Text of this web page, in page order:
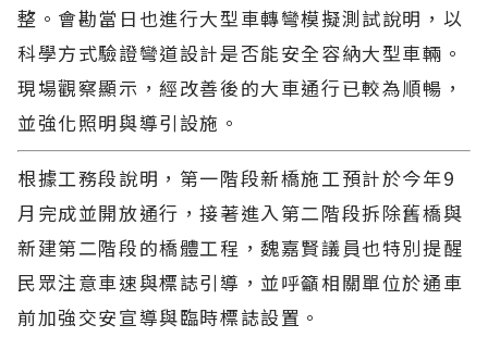
整。會勘當日也進行大型車轉彎模擬測試說明，以
科學方式驗證彎道設計是否能安全容納大型車輛。
現場觀察顯示，經改善後的大車通行已較為順暢，
並強化照明與導引設施。
根據工務段說明，第一階段新橋施工預計於今年9
月完成並開放通行，接著進入第二階段拆除舊橋與
新建第二階段的橋體工程，魏嘉賢議員也特別提醒
民眾注意車速與標誌引導，並呼籲相關單位於通車
前加強交安宣導與臨時標誌設置。